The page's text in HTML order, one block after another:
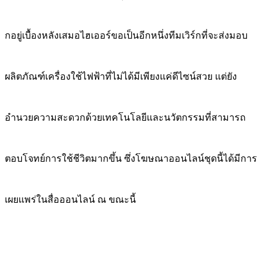
กอยู่เบื้องหลังเสมอไฮเออร์ขอเป็นอีกหนึ่งทีมเวิร์กที่จะส่งมอบ
ผลิตภัณฑ์เครื่องใช้ไฟฟ้าที่ไม่ได้มีเพียงแค่ดีไซน์สวย แต่ยัง
อำนวยความสะดวกด้วยเทคโนโลยีและนวัตกรรมที่สามารถ
ตอบโจทย์การใช้ชีวิตมากขึ้น ซึ่งโฆษณาออนไลน์ชุดนี้ได้มีการ
เผยแพร่ในสื่อออนไลน์ ณ ขณะนี้